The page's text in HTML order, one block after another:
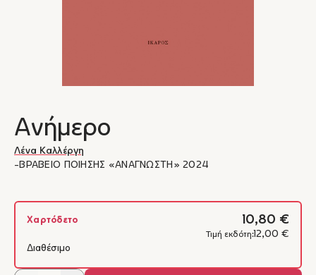
Ανήμερο
Λένα Καλλέργη
-ΒΡΑΒΕΙΟ ΠΟΙΗΣΗΣ «ΑΝΑΓΝΩΣΤΗ» 2024
Χαρτόδετο 10,80 €
Τιμή εκδότη: 12,00 €
Διαθέσιμο